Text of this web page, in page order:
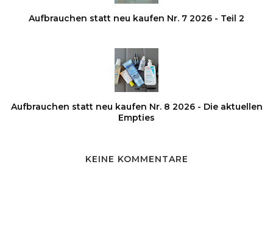
Aufbrauchen statt neu kaufen Nr. 7 2026 - Teil 2
Aufbrauchen statt neu kaufen Nr. 8 2026 - Die aktuellen
Empties
KEINE KOMMENTARE